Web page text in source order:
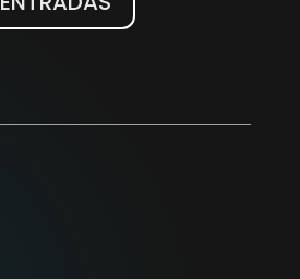
WhatsApp
Facebook
X